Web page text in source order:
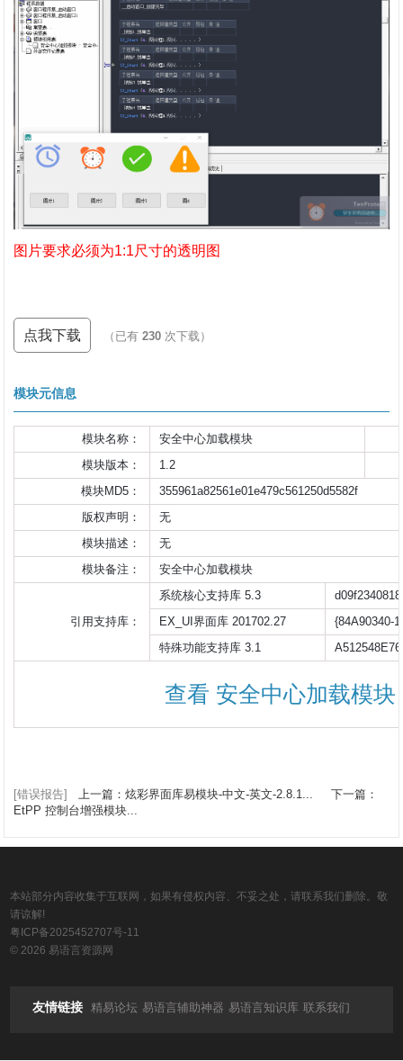
图片要求必须为1:1尺寸的透明图
点我下载 （已有230 次下载）
模块元信息
模块名称：
安全中心加载模块
模块版本：
1.2
模块MD5：
355961a82561e01e479c561250d5582f
版权声明：
无
模块描述：
无
模块备注：
安全中心加载模块
引用支持库：
系统核心支持库 5.3
EX_UI界面库 201702.27
{84A90340-
特殊功能支持库 3.1
查看 安全中心加载模块
[错误报告] 上一篇：炫彩界面库易模块-中文-英文-2.8.1...
下一篇：
EtPP 控制台增强模块...
本站部分内容收集于互联网，如果有侵权内容、不妥之处，请联系我们删除。敬
请谅解!
粤ICP备2025452707号-11
© 2026 易语言资源网
友情链接 精易论坛 易语言辅助神器 易语言知识库 联系我们